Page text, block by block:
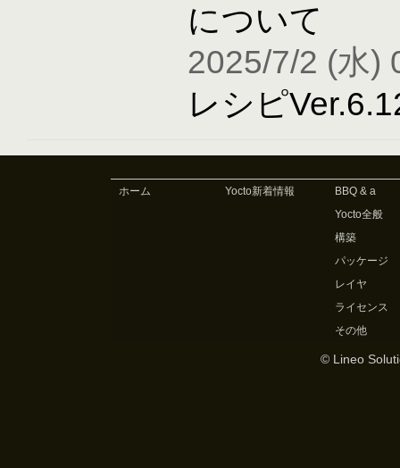
について
2025/7/2 (水)
レシピ
ホーム Yocto新着情報
BBQ & a
Yocto全般
構築
パッケージ
レイヤ
ライセンス
その他
© Lineo